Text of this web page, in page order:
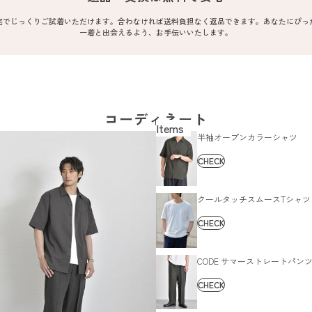
でじっくりご試着いただけます。合わなければ送料負担なく返品できます。あなたにぴっ
一着と出会えるよう、お手伝いいたします。
コーディネート
半袖オープンカラーシャツ
CHECK
クールタッチスムースTシャツ
CHECK
CODE サマーストレートパン
CHECK